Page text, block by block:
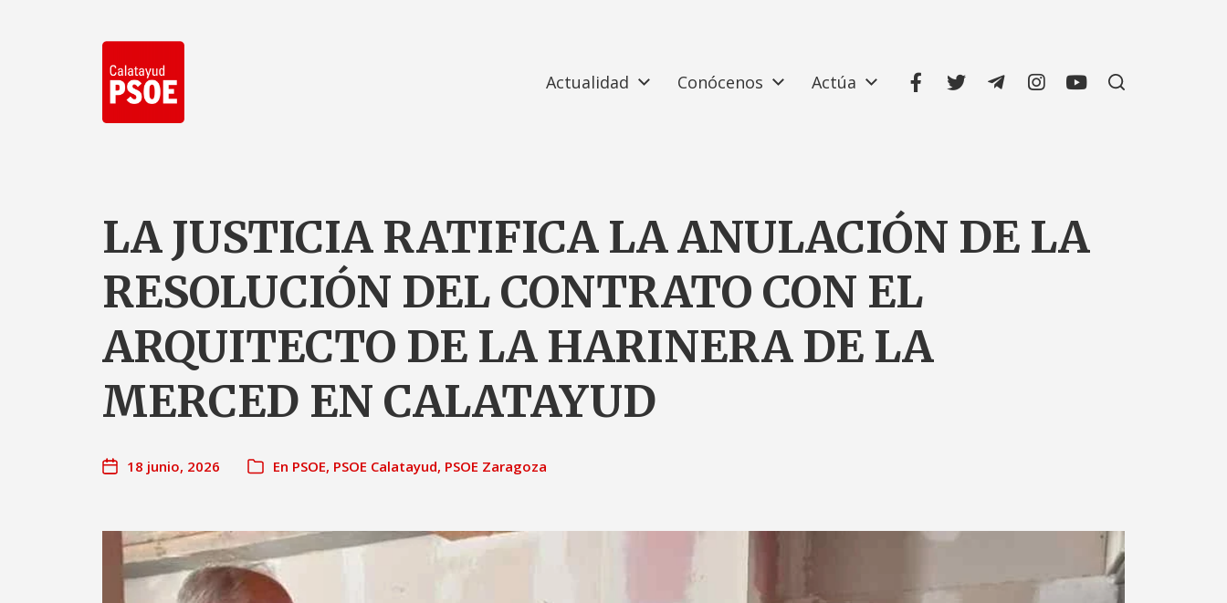
Actualidad Conócenos Actúa
LA JUSTICIA RATIFICA LA ANULACIÓN DE LA
RESOLUCIÓN DEL CONTRATO CON EL
ARQUITECTO DE LA HARINERA DE LA
MERCED EN CALATAYUD
18 junio, 2026 En PSOE, PSOE Calatayud, PSOE Zaragoza